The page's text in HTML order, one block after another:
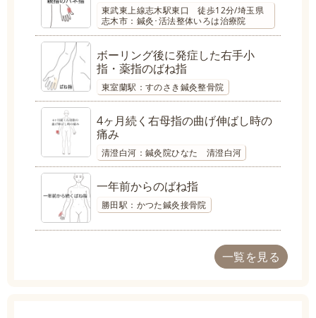
東武東上線志木駅東口 徒歩12分/埼玉県
志木市：鍼灸･活法整体いろは治療院
ボーリング後に発症した右手小
指・薬指のばね指
東室蘭駅：すのさき鍼灸整骨院
4ヶ月続く右母指の曲げ伸ばし時の
痛み
清澄白河：鍼灸院ひなた 清澄白河
一年前からのばね指
勝田駅：かつた鍼灸接骨院
一覧を見る